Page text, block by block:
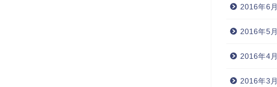
2016年6月
2016年5月
2016年4月
2016年3月